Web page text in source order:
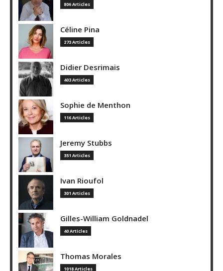
806 Articles
Céline Pina
273 Articles
Didier Desrimais
403 Articles
Sophie de Menthon
116 Articles
Jeremy Stubbs
351 Articles
Ivan Rioufol
301 Articles
Gilles-William Goldnadel
40 Articles
Thomas Morales
1018 Articles